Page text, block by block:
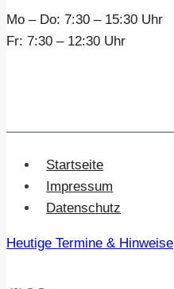
Mo – Do: 7:30 – 15:30 Uhr
Fr: 7:30 – 12:30 Uhr
Startseite
Impressum
Datenschutz
Heutige Termine & Hinweise